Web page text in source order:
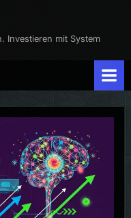
Investieren mit System